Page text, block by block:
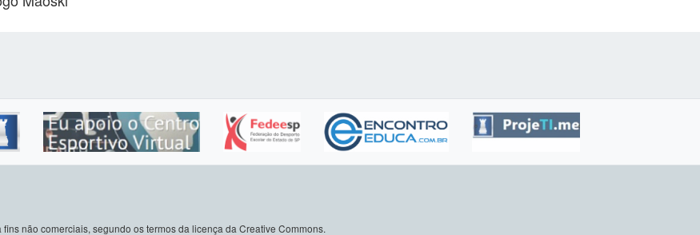
não comerciais, segundo os termos da licença da Creative Commons.